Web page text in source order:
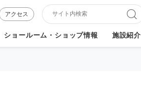
アクセス
ショールーム・ショップ情報 施設紹介